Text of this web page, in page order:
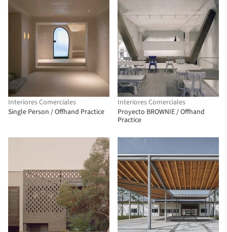
Interiores Comerciales
Single Person / Offhand Practice
Interiores Comerciales
Proyecto BROWNIE / Offhand
Practice